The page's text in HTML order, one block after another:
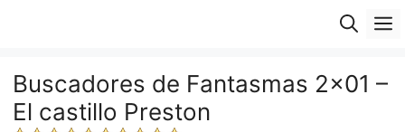
Buscadores de Fantasmas 2×01 –
El castillo Preston